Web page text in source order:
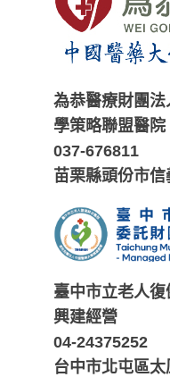
為恭醫療財團
學策略聯盟醫院
037-676811
苗栗縣頭份市
臺中市立老人
興建經營
04-24375252
台中市北屯區